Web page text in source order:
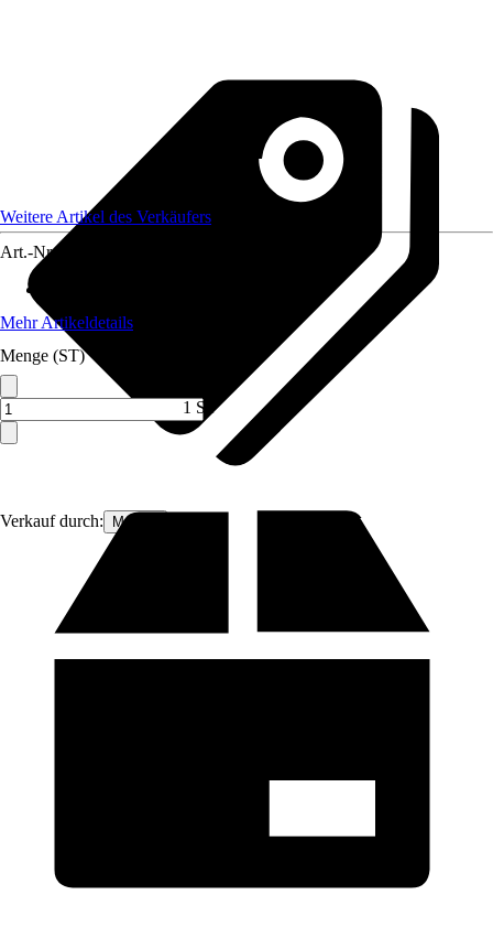
Verkauf durch: Moluna
Weitere Artikel des Verkäufers
Art.-Nr.
Mehr Artikeldetails
Menge (ST)
1 ST